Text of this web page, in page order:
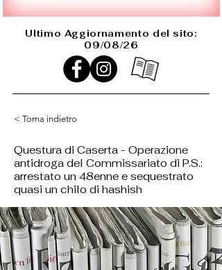
Ultimo Aggiornamento del sito:
09/08/26
< Torna indietro
Questura di Caserta - Operazione
antidroga del Commissariato di P.S.:
arrestato un 48enne e sequestrato
quasi un chilo di hashish